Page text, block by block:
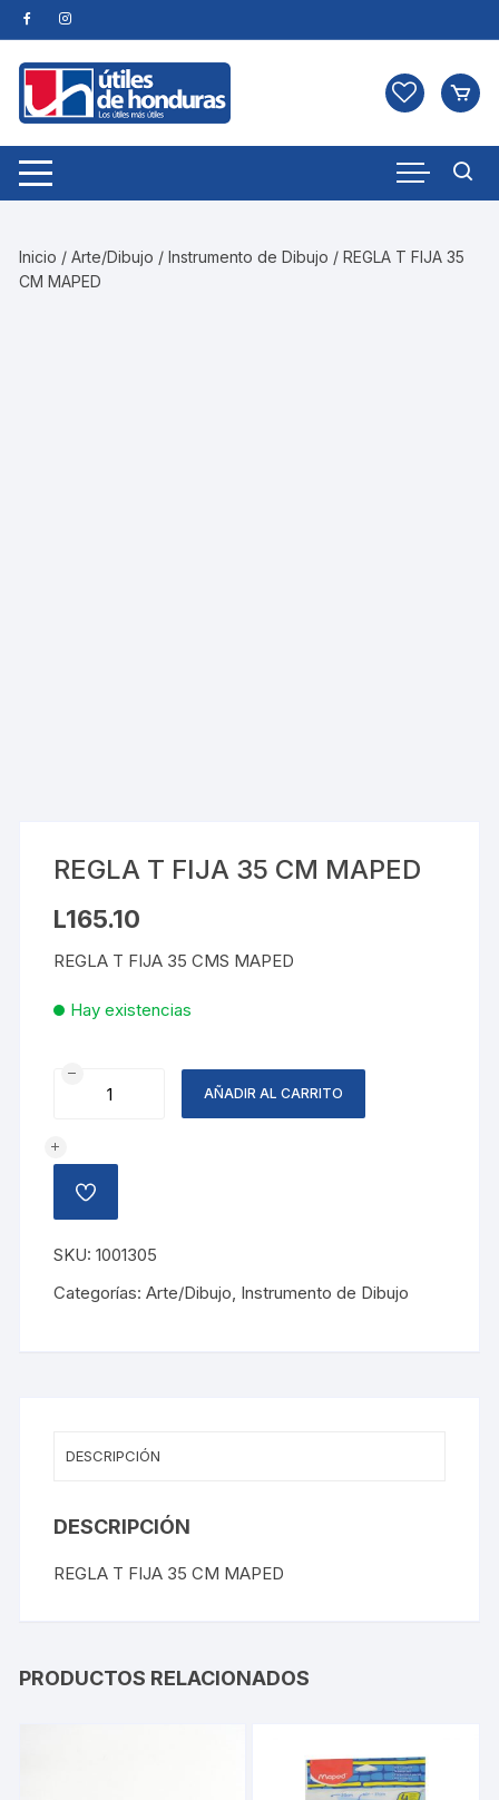
Skip
to
content
Inicio /Arte/Dibujo /Instrumento de Dibujo / REGLA T FIJA 35
CM MAPED
REGLA T FIJA 35 CM MAPED
L165.10
REGLA T FIJA 35 CMS MAPED
Hay existencias
REGLA
35
CM
MAPED
AÑADIR AL CARRITO
AÑADIR
A
LISTA
DE
DESEOS
SKU:1001305
Categorías:Arte/Dibujo, Instrumento de Dibujo
DESCRIPCIÓN
DESCRIPCIÓN
REGLA T FIJA 35 CM MAPED
PRODUCTOS RELACIONADOS